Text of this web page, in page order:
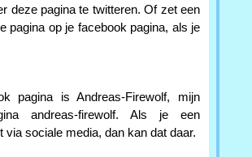
deze pagina te twitteren. Of zet een
pagina op je facebook pagina, als je
pagina is Andreas-Firewolf, mijn
andreas-firewolf. Als je een
via sociale media, dan kan dat daar.